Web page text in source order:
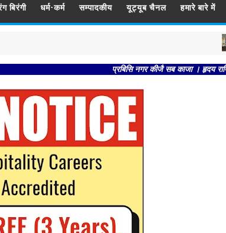
बिरंगी धर्म-कर्म सम्पादकीय यूट्यूब चैनल हमारे बारे में
प्रबिसि नगर कीजै सब काजा । हृदय राखि